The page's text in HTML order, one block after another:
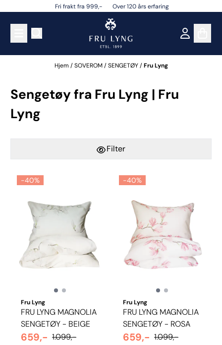
Hopp til innholdFri frakt fra 999,- Over 120 års erfaring
Hjem /SOVEROM/SENGETØY/Fru Lyng
Sengetøy fra Fru Lyng | Fru
Lyng
Filter
-40%
Fru Lyng
FRU LYNG MAGNOLIA
SENGETØY - BEIGE
659,- 1.099,-
-40%
Fru Lyng
FRU LYNG MAGNOLIA
SENGETØY - ROSA
659,- 1.099,-